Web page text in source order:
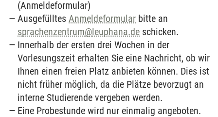
(Anmeldeformular)
Ausgefülltes Anmeldeformular bitte an
sprachenzentrum@leuphana.de schicken.
Innerhalb der ersten drei Wochen in der
Vorlesungszeit erhalten Sie eine Nachricht, ob wir
Ihnen einen freien Platz anbieten können. Dies ist
nicht früher möglich, da die Plätze bevorzugt an
interne Studierende vergeben werden.
Eine Probestunde wird nur einmalig angeboten.